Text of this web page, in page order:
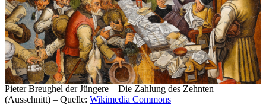
Pieter Breughel der Jüngere – Die Zahlung des Zehnten
(Ausschnitt) – Quelle: Wikimedia Commons